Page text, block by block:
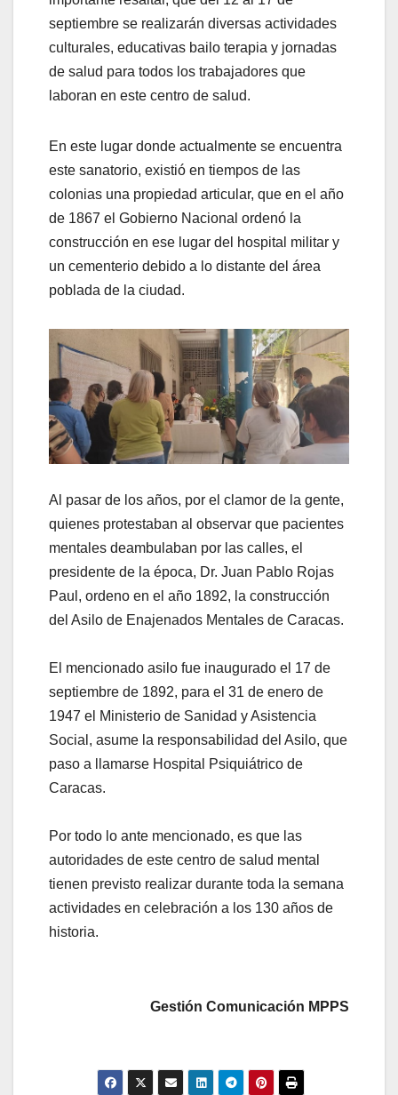
septiembre se realizarán diversas actividades
culturales, educativas bailo terapia y jornadas
de salud para todos los trabajadores que
laboran en este centro de salud.
En este lugar donde actualmente se encuentra
este sanatorio, existió en tiempos de las
colonias una propiedad articular, que en el año
de 1867 el Gobierno Nacional ordenó la
construcción en ese lugar del hospital militar y
un cementerio debido a lo distante del área
poblada de la ciudad.
Al pasar de los años, por el clamor de la gente,
quienes protestaban al observar que pacientes
mentales deambulaban por las calles, el
presidente de la época, Dr. Juan Pablo Rojas
Paul, ordeno en el año 1892, la construcción
del Asilo de Enajenados Mentales de Caracas.
El mencionado asilo fue inaugurado el 17 de
septiembre de 1892, para el 31 de enero de
1947 el Ministerio de Sanidad y Asistencia
Social, asume la responsabilidad del Asilo, que
paso a llamarse Hospital Psiquiátrico de
Caracas.
Por todo lo ante mencionado, es que las
autoridades de este centro de salud mental
tienen previsto realizar durante toda la semana
actividades en celebración a los 130 años de
historia.
Gestión Comunicación MPPS